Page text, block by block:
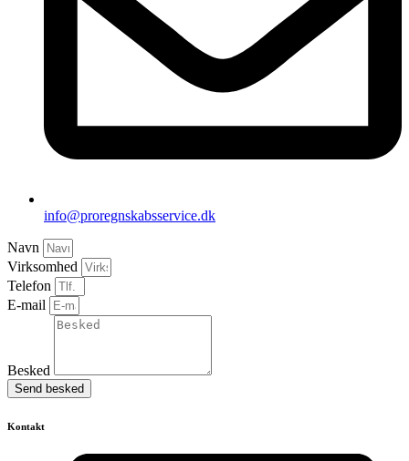
info@proregnskabsservice.dk
Navn
Virksomhed
Telefon
E-mail
Besked
Send besked
Kontakt